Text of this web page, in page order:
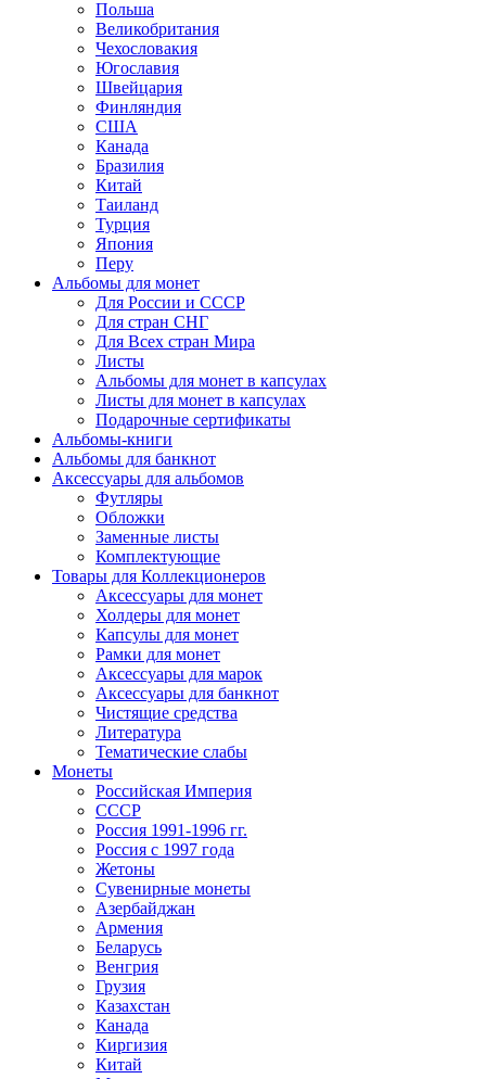
Польша
Великобритания
Чехословакия
Югославия
Швейцария
Финляндия
США
Канада
Бразилия
Китай
Таиланд
Турция
Япония
Перу
Альбомы для монет
Для России и СССР
Для стран СНГ
Для Всех стран Мира
Листы
Альбомы для монет в капсулах
Листы для монет в капсулах
Подарочные сертификаты
Альбомы-книги
Альбомы для банкнот
Аксессуары для альбомов
Футляры
Обложки
Заменные листы
Комплектующие
Товары для Коллекционеров
Аксессуары для монет
Холдеры для монет
Капсулы для монет
Рамки для монет
Аксессуары для марок
Аксессуары для банкнот
Чистящие средства
Литература
Тематические слабы
Монеты
Российская Империя
СССР
Россия 1991-1996 гг.
Россия с 1997 года
Жетоны
Сувенирные монеты
Азербайджан
Армения
Беларусь
Венгрия
Грузия
Казахстан
Канада
Киргизия
Китай